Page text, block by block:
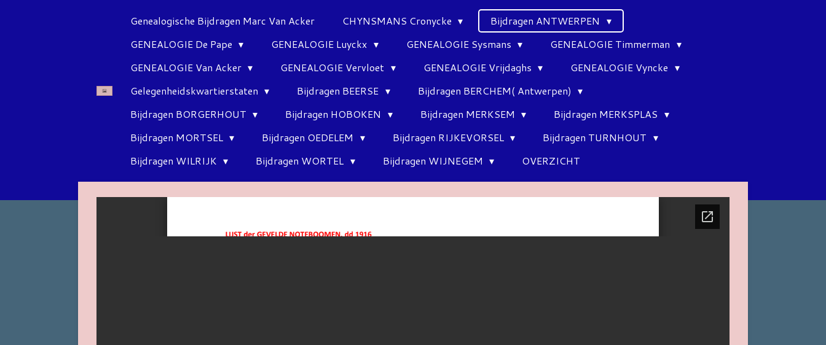
Genealogische Bijdragen Marc Van Acker CHYNSMANS Cronycke
Bijdragen ANTWERPEN
GENEALOGIE De Pape
GENEALOGIE Luyckx GENEALOGIE Sysmans
GENEALOGIE Timmerman
GENEALOGIE Van Acker
GENEALOGIE Vervloet GENEALOGIE Vrijdaghs
GENEALOGIE Vyncke
Gelegenheidskwartierstaten
Bijdragen BEERSE
Bijdragen BERCHEM( Antwerpen)
Bijdragen BORGERHOUT
Bijdragen HOBOKEN Bijdragen MERKSEM
Bijdragen MERKSPLAS
Bijdragen MORTSEL
Bijdragen OEDELEM Bijdragen RIJKEVORSEL
Bijdragen TURNHOUT
Bijdragen WILRIJK
Bijdragen WORTEL Bijdragen WIJNEGEM OVERZICHT